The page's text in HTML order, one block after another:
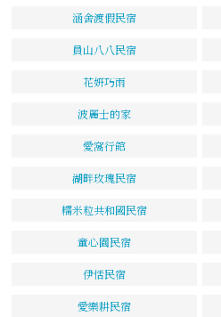
涵舍渡假民宿
員山八八民宿
花姸巧雨
波麗士的家
愛窩行館
湖畔玫瑰民宿
糯米粒共和國民宿
童心園民宿
伊恬民宿
愛樂耕民宿